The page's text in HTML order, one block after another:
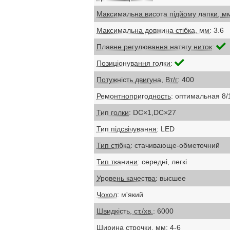
Максимальна висота підйому лапки,
Максимальна довжина стібка, мм: 3.6
Плавне регулювання натягу ниток:
Позиціонування голки:
Потужність двигуна, Вт/г: 400
Ремонтнопригодность: оптимальная 8/
Тип голки: DC×1,DC×27
Тип підсвічування: LED
Тип стібка: стачивающе-обметочний
Тип тканини: середні, легкі
Уровень качества: высшее
Чохол: м'який
Швидкість, ст./хв. : 6000
Ширина строчки, мм: 4-6